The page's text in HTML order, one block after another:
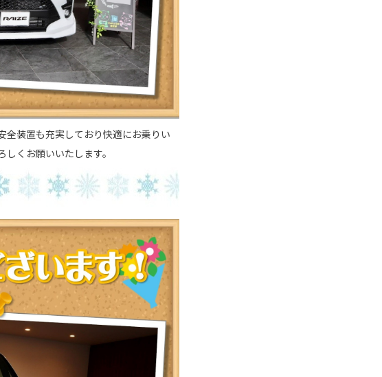
全装置も充実しており快適にお乗りい
くお願いいたします。